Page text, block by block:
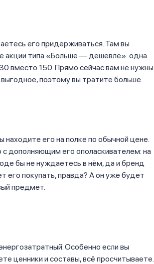
его придерживаться. Там вы
акции типа «Больше — дешевле»: одна
вместо 150. Прямо сейчас вам не нужны
поэтому вы тратите больше.
его на полке по обычной цене.
дополняющим его ополаскивателем: на
бы не нуждаетесь в нём, да и бренд
его покупать, правда? А он уже будет
предмет.
Особенно если вы
ценники и составы, всё просчитываете.